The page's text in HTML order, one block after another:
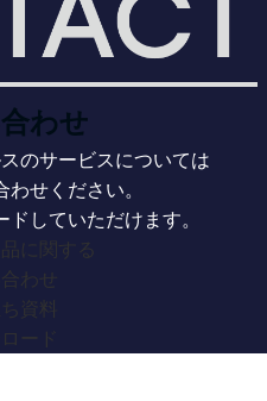
わせ
のサービスについては
せください。
していただけます。
に関する
わせ
資料
ード